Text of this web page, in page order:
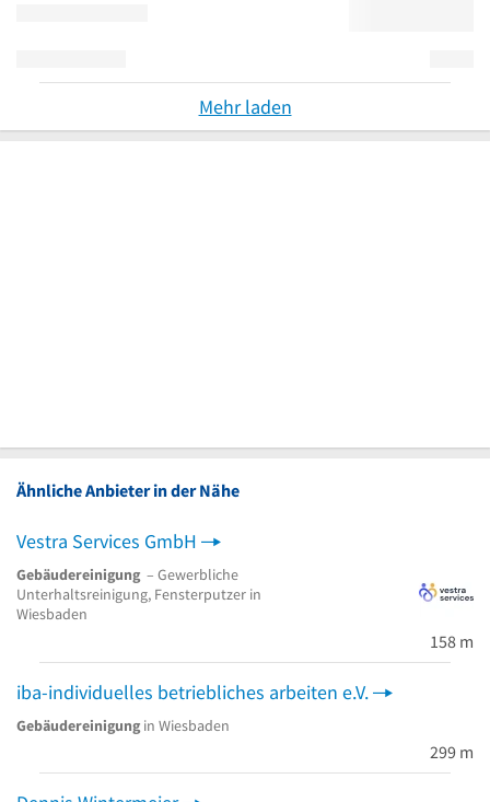
Mehr laden
Ähnliche Anbieter in der Nähe
Vestra Services GmbH
Gebäudereinigung – Gewerbliche
Unterhaltsreinigung, Fensterputzer in
Wiesbaden
158 m
iba-individuelles betriebliches arbeiten e.V.
Gebäudereinigung in Wiesbaden
299 m